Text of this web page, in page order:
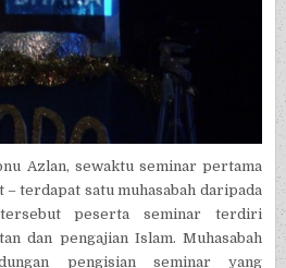
Azlan, sewaktu seminar pertama
– terdapat satu muhasabah daripada
peserta seminar terdiri
dan pengajian Islam. Muhasabah
pengisian seminar yang